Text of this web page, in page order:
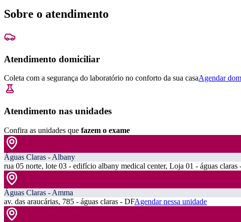
Sobre o atendimento
Atendimento domiciliar
Coleta com a segurança do laboratório no conforto da sua casaAgendar
Atendimento nas unidades
Confira as unidades que fazem o exame
Águas Claras - Albany
rua 05 norte, lote 03 - edifício albany medical center, Loja 01 - águas claras
Águas Claras - Amma
av. das araucárias, 785 - águas claras - DFAgendar nessa unidade